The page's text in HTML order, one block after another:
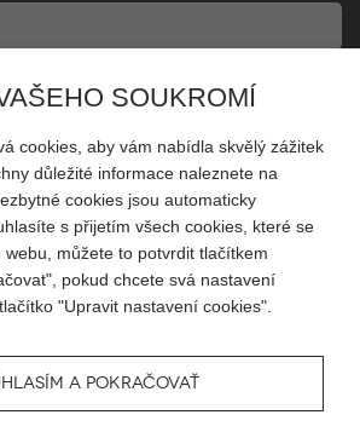
© 2026 Blueweb s.r.o.
SOUKROMÍ
cookies, aby vám nabídla skvělý zážitek
důležité informace naleznete na
cookies jsou automaticky
s přijetím všech cookies, které se
můžete to potvrdit tlačítkem
pokud chcete svá nastavení
"Upravit nastavení cookies".
A POKRAČOVAŤ